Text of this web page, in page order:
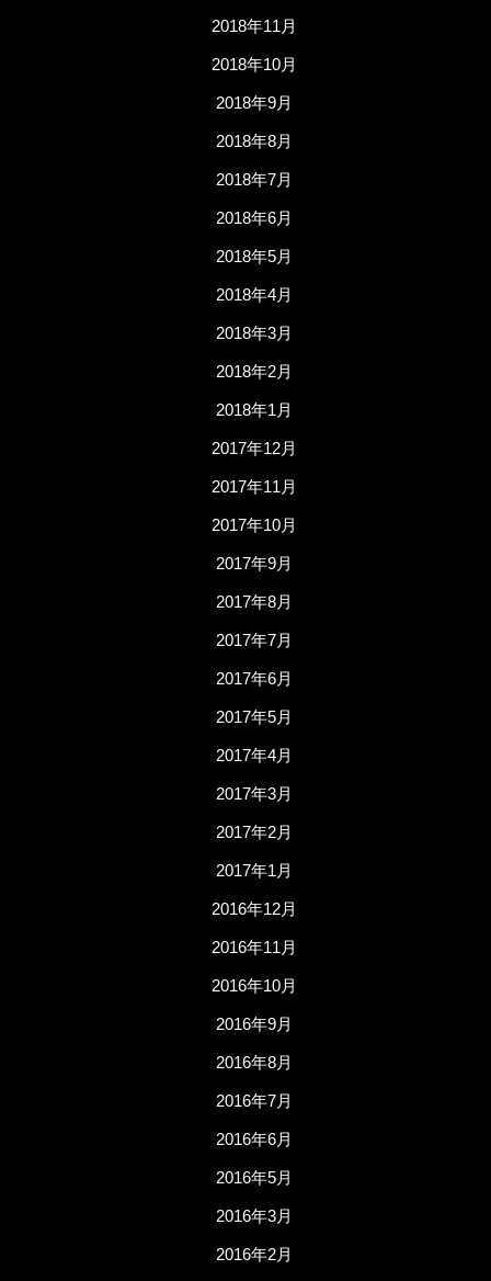
2018年11月
2018年10月
2018年9月
2018年8月
2018年7月
2018年6月
2018年5月
2018年4月
2018年3月
2018年2月
2018年1月
2017年12月
2017年11月
2017年10月
2017年9月
2017年8月
2017年7月
2017年6月
2017年5月
2017年4月
2017年3月
2017年2月
2017年1月
2016年12月
2016年11月
2016年10月
2016年9月
2016年8月
2016年7月
2016年6月
2016年5月
2016年3月
2016年2月